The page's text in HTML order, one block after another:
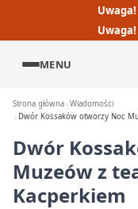
MENU
Strona główna Wiadomości
Dwór Kossaków otworzy Noc
Dwór
Muzeów z
Kacperkiem